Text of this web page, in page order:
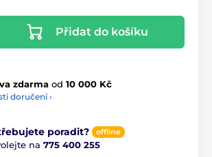
Přidat do košíku
zdarma od 10 000 Kč
doručení ›
poradit? offline
na 775 400 255